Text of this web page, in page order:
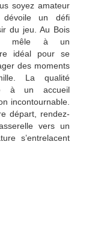
soyez amateur
dévoile un défi
du jeu. Au Bois
se mêle à un
idéal pour se
des moments
La qualité
à un accueil
incontournable.
départ, rendez-
vers un
s’entrelacent